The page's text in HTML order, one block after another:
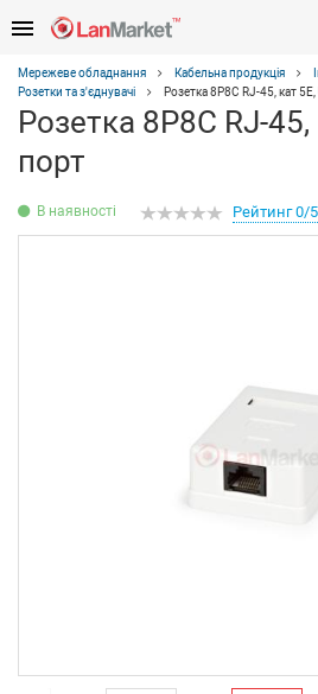
Мережеве обладнання Кабельна продукція
Розетки та з'єднувачі
Розетка 8P8C RJ-45, кат 5Е,
Розетка 8P8C RJ-45,
порт
В наявності Рейтинг 0/5